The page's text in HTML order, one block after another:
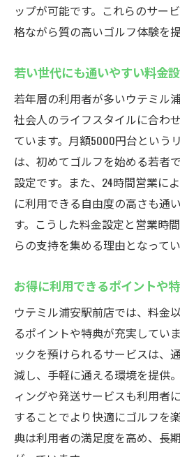
ップが可能です。これらのサー
格ながら質の高いゴルフ体験を
若い世代にも通いやすい料金
若年層の利用者が多いウテミル
社会人のライフスタイルに合わ
ています。月額5000円台という
は、初めてゴルフを始める若者
設定です。また、24時間営業に
に利用できる自由度の高さも通
す。こうした料金設定と営業時
らの支持を集める理由となってい
お得に利用できるポイントや
ウテミル浦安駅前店では、料金
るポイントや特典が充実してい
ックを預けられるサービスは、
減し、手軽に通える環境を提供
ィングや発送サービスも利用者
することでより快適にゴルフを
典は利用者の満足度を高め、長